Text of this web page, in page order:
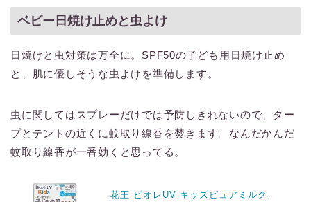
ベビー日焼け止めと虫よけ
日焼けと虫対策は万全に。SPF50の子ども用日焼け止め
と、肌に優しそうな虫よけを準備します。
虫に関してはスプレーだけでは予防しきれないので、ター
プとテントの近くに蚊取り線香を焚きます。なんだかんだ
蚊取り線香が一番効くと思ってる。
花王 ビオレUV キッズピュアミルク